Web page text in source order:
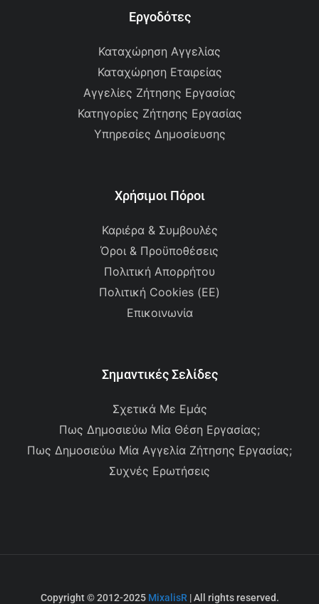
Εργοδότες
Καταχώρηση Αγγελίας
Καταχώρηση Εταιρείας
Αγγελίες Ζήτησης Εργασίας
Κατηγορίες Ζήτησης Εργασίας
Υπηρεσίες Δημοσίευσης
Χρήσιμοι Πόροι
Καριέρα & Συμβουλές
Όροι & Προϋποθέσεις
Πολιτική Απορρήτου
Πολιτική Cookies (ΕΕ)
Επικοινωνία
Σημαντικές Σελίδες
Σχετικά Με Εμάς
Πως Δημοσιεύω Μία Θέση Εργασίας;
Πως Δημοσιεύω Μία Αγγελία Ζήτησης Εργασίας;
Συχνές Ερωτήσεις
Copyright © 2012-2025 MixalisR | All rights reserved.